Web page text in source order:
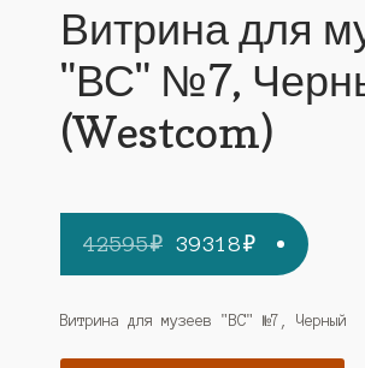
Витрина для
"ВС" №7,
(Westcom)
42595₽ Первоначальная
цена
составляла
42595₽.
39318₽Текущая
цена:
39318₽.
Витрина для музеев "ВС" №7, Черный